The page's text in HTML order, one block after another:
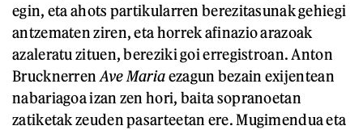
egin, eta ahots partikularren berezitasunak gehiegi
antzematen ziren, eta horrek afinazio arazoak
azaleratu zituen, bereziki goi erregistroan. Anton
Brucknerren Ave Mariaezagun bezain exijentean
nabariagoa izan zen hori, baita sopranoetan
zatiketak zeuden pasarteetan ere. Mugimendua eta